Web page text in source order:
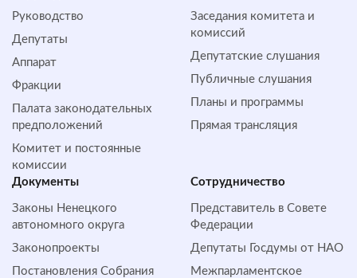
Руководство
Депутаты
Аппарат
Фракции
Палата законодательных
предположений
Комитет и постоянные
комиссии
Заседания комитета и
комиссий
Депутатские слушания
Публичные слушания
Планы и программы
Прямая трансляция
Документы
Законы Ненецкого
автономного округа
Законопроекты
Постановления Собрания
Сотрудничество
Представитель в Совете
Федерации
Депутаты Госдумы от НАО
Межпарламентское